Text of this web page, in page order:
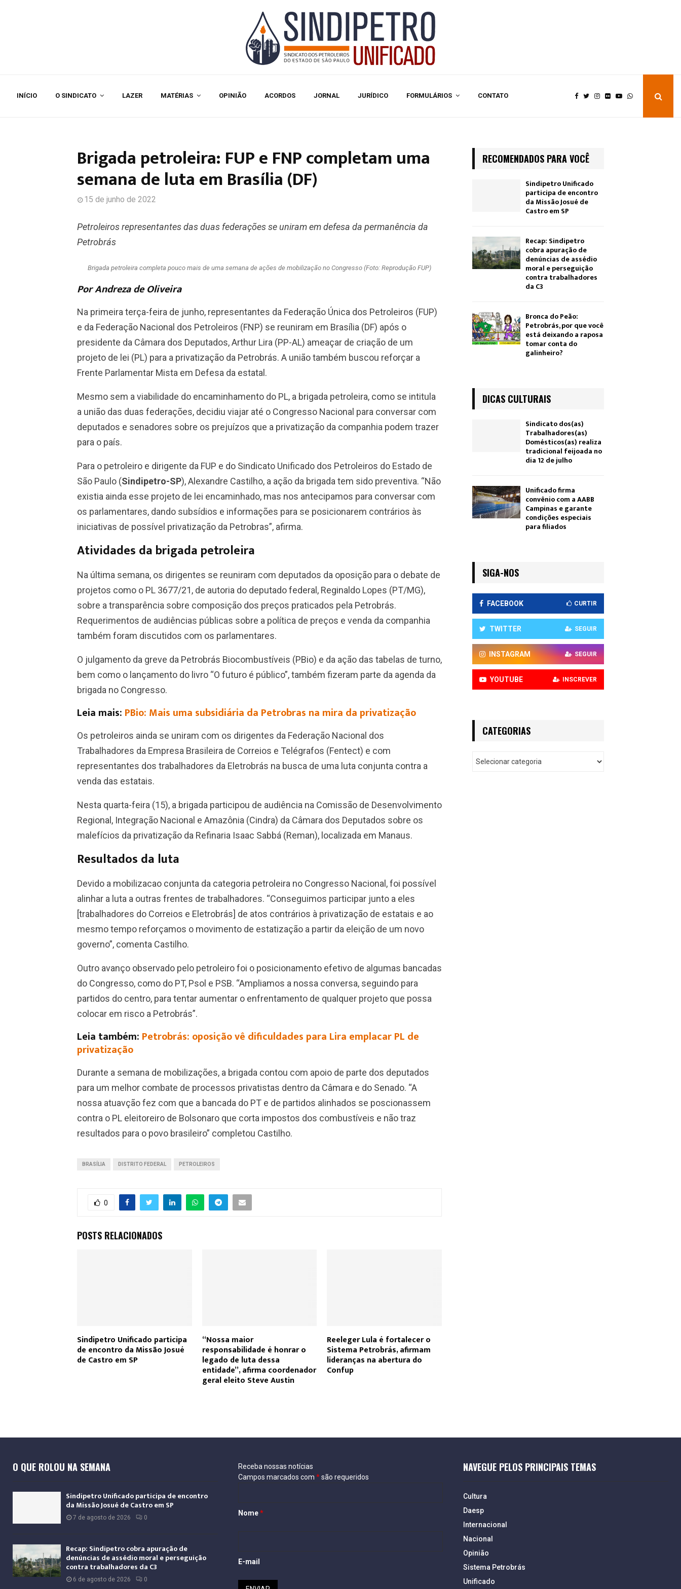
INÍCIO O SINDICATO LAZER MATÉRIAS OPINIÃO ACORDOS JORNAL JURÍDICO FORMULÁRIOS CONTATO
Brigada petroleira: FUP e FNP completam uma
semana de luta em Brasília (DF)
15 de junho de 2022
Petroleiros representantes das duas federações se uniram em defesa da permanência da
Petrobrás
Brigada petroleira completa pouco mais de uma semana de ações de mobilização no Congresso (Foto: Reprodução FUP)
Por Andreza de Oliveira
Na primeira terça-feira de junho, representantes da Federação Única dos Petroleiros (FUP)
e da Federação Nacional dos Petroleiros (FNP) se reuniram em Brasília (DF) após o
presidente da Câmara dos Deputados, Arthur Lira (PP-AL) ameaçar de criação de um
projeto de lei (PL) para a privatização da Petrobrás. A união também buscou reforçar a
Frente Parlamentar Mista em Defesa da estatal.
Mesmo sem a viabilidade do encaminhamento do PL, a brigada petroleira, como se intitula
a união das duas federações, decidiu viajar até o Congresso Nacional para conversar com
deputados e senadores sobre os prejuízos que a privatização da companhia podem trazer
para o país.
Para o petroleiro e dirigente da FUP e do Sindicato Unificado dos Petroleiros do Estado de
São Paulo (Sindipetro-SP), Alexandre Castilho, a ação da brigada tem sido preventiva. “Não
existia ainda esse projeto de lei encaminhado, mas nos antecipamos para conversar com
os parlamentares, dando subsídios e informações para se posicionarem contrários às
iniciativas de possível privatização da Petrobras”, afirma.
Atividades da brigada petroleira
Na última semana, os dirigentes se reuniram com deputados da oposição para o debate de
projetos como o PL 3677/21, de autoria do deputado federal, Reginaldo Lopes (PT/MG),
sobre a transparência sobre composição dos preços praticados pela Petrobrás.
Requerimentos de audiências públicas sobre a política de preços e venda da companhia
também foram discutidos com os parlamentares.
O julgamento da greve da Petrobrás Biocombustíveis (PBio) e da ação das tabelas de turno,
bem como o lançamento do livro “O futuro é público”, também fizeram parte da agenda da
brigada no Congresso.
Leia mais: PBio: Mais uma subsidiária da Petrobras na mira da privatização
Os petroleiros ainda se uniram com os dirigentes da Federação Nacional dos
Trabalhadores da Empresa Brasileira de Correios e Telégrafos (Fentect) e com
representantes dos trabalhadores da Eletrobrás na busca de uma luta conjunta contra a
venda das estatais.
Nesta quarta-feira (15), a brigada participou de audiência na Comissão de Desenvolvimento
Regional, Integração Nacional e Amazônia (Cindra) da Câmara dos Deputados sobre os
malefícios da privatização da Refinaria Isaac Sabbá (Reman), localizada em Manaus.
Resultados da luta
Devido a mobilizacao conjunta da categoria petroleira no Congresso Nacional, foi possível
alinhar a luta a outras frentes de trabalhadores. “Conseguimos participar junto a eles
[trabalhadores do Correios e Eletrobrás] de atos contrários à privatização de estatais e ao
mesmo tempo reforçamos o movimento de estatização a partir da eleição de um novo
governo”, comenta Castilho.
Outro avanço observado pelo petroleiro foi o posicionamento efetivo de algumas bancadas
do Congresso, como do PT, Psol e PSB. “Ampliamos a nossa conversa, seguindo para
partidos do centro, para tentar aumentar o enfrentamento de qualquer projeto que possa
colocar em risco a Petrobrás”.
Leia também: Petrobrás: oposição vê dificuldades para Lira emplacar PL de
privatização
Durante a semana de mobilizações, a brigada contou com apoio de parte dos deputados
para um melhor combate de processos privatistas dentro da Câmara e do Senado. “A
nossa atuavção fez com que a bancada do PT e de partidos alinhados se poscionassem
contra o PL eleitoreiro de Bolsonaro que corta impostos dos combustíveis e não traz
resultados para o povo brasileiro” completou Castilho.
BRASÍLIA DISTRITO FEDERAL PETROLEIROS
0
POSTS RELACIONADOS
Sindipetro Unificado participa
de encontro da Missão Josué
de Castro em SP
“Nossa maior
responsabilidade é honrar o
legado de luta dessa
entidade”, afirma coordenador
geral eleito Steve Austin
Reeleger Lula é fortalecer o
Sistema Petrobrás, afirmam
lideranças na abertura do
Confup
RECOMENDADOS PARA VOCÊ
Sindipetro Unificado
participa de encontro
da Missão Josué de
Castro em SP
Recap: Sindipetro
cobra apuração de
denúncias de assédio
moral e perseguição
contra trabalhadores
da C3
Bronca do Peão:
Petrobrás, por que você
está deixando a raposa
tomar conta do
galinheiro?
DICAS CULTURAIS
Sindicato dos(as)
Trabalhadores(as)
Domésticos(as) realiza
tradicional feijoada no
dia 12 de julho
Unificado firma
convênio com a AABB
Campinas e garante
condições especiais
para filiados
SIGA-NOS
FACEBOOK CURTIR
TWITTER SEGUIR
INSTAGRAM SEGUIR
YOUTUBE INSCREVER
CATEGORIAS
O QUE ROLOU NA SEMANA
Sindipetro Unificado participa de encontro
da Missão Josué de Castro em SP
7 de agosto de 2026 0
Recap: Sindipetro cobra apuração de
denúncias de assédio moral e perseguição
contra trabalhadores da C3
6 de agosto de 2026 0
Receba nossas notícias
Campos marcados com *são requeridos
Nome*
E-mail
NAVEGUE PELOS PRINCIPAIS TEMAS
Cultura
Daesp
Internacional
Nacional
Opinião
Sistema Petrobrás
Unificado